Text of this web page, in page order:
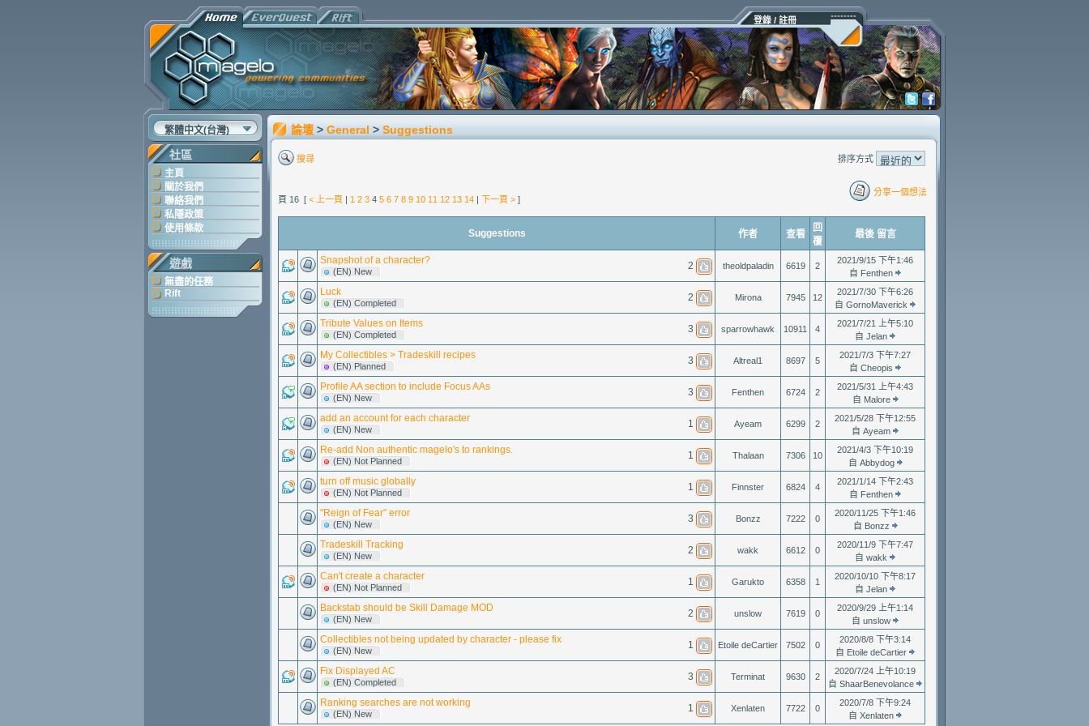
登錄 / 註冊
繁體中文(台灣)
社區
主頁
關於我們
聯絡我們
私隱政策
使用條款
遊戲
無盡的任務
Rift
論壇 > General > Suggestions
搜尋 排序方式
頁 16 [ < 上一頁 | 1 2 3 4 5 6 7 8 9 10 11 12 13 14 | 下一頁 > ]
分享一個想法
Suggestions 作者 查看
回
覆
最後 留言
Snapshot of a character? 2
(EN) New
theoldpaladin 6619 2
2021/9/15 下午1:46
自 Fenthen
Luck 2
(EN) Completed
Mirona 7945 12
2021/7/30 下午6:26
自 GornoMaverick
Tribute Values on Items 3
(EN) Completed
sparrowhawk 10911 4
2021/7/21 上午5:10
自 Jelan
My Collectibles > Tradeskill recipes 3
(EN) Planned
Altreal1 8697 5
2021/7/3 下午7:27
自 Cheopis
Profile AA section to include Focus AAs 3
(EN) New
Fenthen 6724 2
2021/5/31 上午4:43
自 Malore
add an account for each character 1
(EN) New
Ayeam 6299 2
2021/5/28 下午12:55
自 Ayeam
Re-add Non authentic magelo's to rankings. 1
(EN) Not Planned
Thalaan 7306 10
2021/4/3 下午10:19
自 Abbydog
turn off music globally 1
(EN) Not Planned
Finnster 6824 4
2021/1/14 下午2:43
自 Fenthen
"Reign of Fear" error 3
(EN) New
Bonzz 7222 0
2020/11/25 下午1:46
自 Bonzz
Tradeskill Tracking 2
(EN) New
wakk 6612 0
2020/11/9 下午7:47
自 wakk
Can't create a character 1
(EN) Not Planned
Garukto 6358 1
2020/10/10 下午8:17
自 Jelan
Backstab should be Skill Damage MOD 2
(EN) New
unslow 7619 0
2020/9/29 上午1:14
自 unslow
Collectibles not being updated by character - please fix 1
(EN) New
Etoile deCartier 7502 0
2020/8/8 下午3:14
自 Etoile deCartier
Fix Displayed AC 3
(EN) Completed
Terminat 9630 2
2020/7/24 上午10:19
自 ShaarBenevolance
Ranking searches are not working 1
(EN) New
Xenlaten 7722 0
2020/7/8 下午9:24
自 Xenlaten